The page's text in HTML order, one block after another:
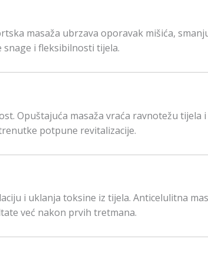
masaža ubrzava oporavak mišića,
i fleksibilnosti tijela.
Opuštajuća masaža vraća ravnotežu tijela i
potpune revitalizacije.
i uklanja toksine iz tijela. Anticelulitna
već nakon prvih tretmana.